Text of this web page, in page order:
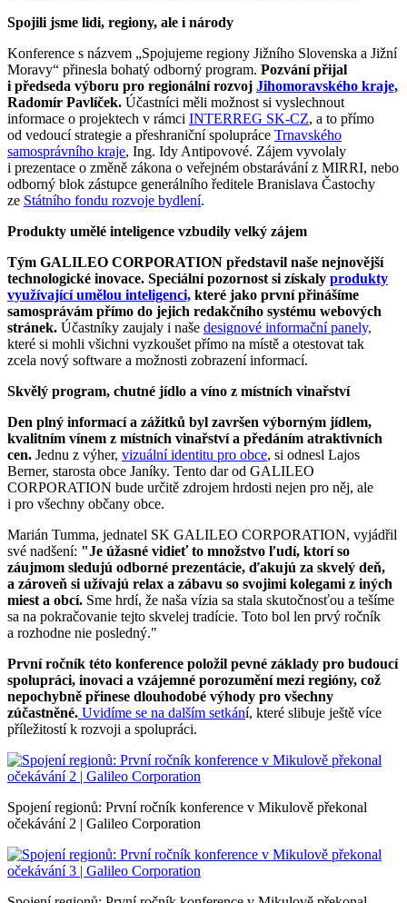
Spojili jsme lidi, regiony, ale i národy
Konference s názvem „Spojujeme regiony Jižního Slovenska a Jižní
Moravy“ přinesla bohatý odborný program. Pozvání přijal
i předseda výboru pro regionální rozvoj Jihomoravského kraje,
Radomír Pavlíček. Účastníci měli možnost si vyslechnout
informace o projektech v rámci INTERREG SK-CZ, a to přímo
od vedoucí strategie a přeshraniční spolupráce Trnavského
samosprávního kraje, Ing. Idy Antipovové. Zájem vyvolaly
i prezentace o změně zákona o veřejném obstarávání z MIRRI, nebo
odborný blok zástupce generálního ředitele Branislava Častochy
ze Státního fondu rozvoje bydlení.
Produkty umělé inteligence vzbudily velký zájem
Tým GALILEO CORPORATION představil naše nejnovější
technologické inovace. Speciální pozornost si získaly produkty
využívající umělou inteligenci, které jako první přinášíme
samosprávám přímo do jejich redakčního systému webových
stránek. Účastníky zaujaly i naše designové informační panely,
které si mohli všichni vyzkoušet přímo na místě a otestovat tak
zcela nový software a možnosti zobrazení informací.
Skvělý program, chutné jídlo a víno z místních vinařství
Den plný informací a zážitků byl završen výborným jídlem,
kvalitním vínem z místních vinařství a předáním atraktivních
cen. Jednu z výher, vizuální identitu pro obce, si odnesl Lajos
Berner, starosta obce Janíky. Tento dar od GALILEO
CORPORATION bude určitě zdrojem hrdosti nejen pro něj, ale
i pro všechny občany obce.
Marián Tumma, jednatel SK GALILEO CORPORATION, vyjádřil
své nadšení: "Je úžasné vidieť to množstvo ľudí, ktorí so
záujmom sledujú odborné prezentácie, ďakujú za skvelý deň,
a zároveň si užívajú relax a zábavu so svojimi kolegami z iných
miest a obcí. Sme hrdí, že naša vízia sa stala skutočnosťou a tešíme
sa na pokračovanie tejto skvelej tradície. Toto bol len prvý ročník
a rozhodne nie posledný."
První ročník této konference položil pevné základy pro budoucí
spolupráci, inovaci a vzájemné porozumění mezi regióny, což
nepochybně přinese dlouhodobé výhody pro všechny
zúčastněné. Uvidíme se na dalším setkání, které slibuje ještě více
příležitostí k rozvoji a spolupráci.
Spojení regionů: První ročník konference v Mikulově překonal
očekávání 2 | Galileo Corporation